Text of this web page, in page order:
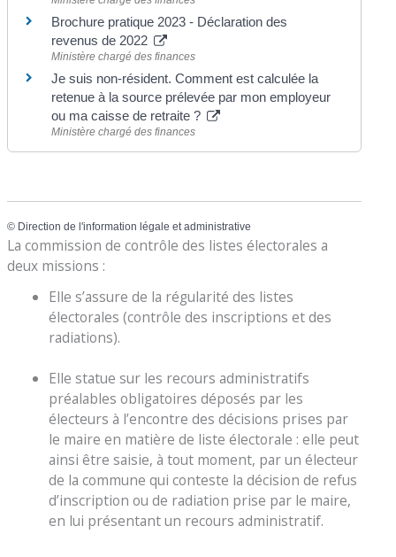
Brochure pratique 2023 - Déclaration des
revenus de 2022
Ministère chargé des finances
Je suis non-résident. Comment est calculée la
retenue à la source prélevée par mon employeur
ou ma caisse de retraite ?
Ministère chargé des finances
© Direction de l'information légale et administrative
La commission de contrôle des listes électorales a
deux missions :
Elle s’assure de la régularité des listes
électorales (contrôle des inscriptions et des
radiations).
Elle statue sur les recours administratifs
préalables obligatoires déposés par les
électeurs à l’encontre des décisions prises par
le maire en matière de liste électorale : elle peut
ainsi être saisie, à tout moment, par un électeur
de la commune qui conteste la décision de refus
d’inscription ou de radiation prise par le maire,
en lui présentant un recours administratif.